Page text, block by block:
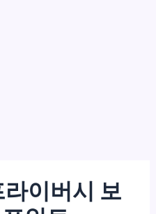
이버시 보